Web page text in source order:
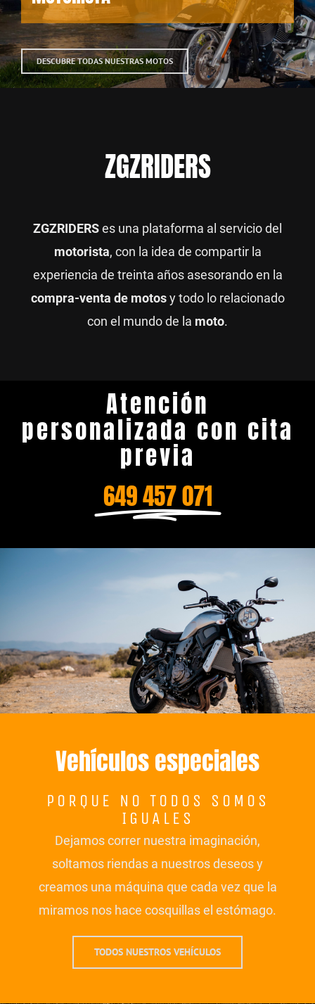
DESCUBRE TODAS NUESTRAS MOTOS
ZGZRIDERS
ZGZRIDERSes una plataforma al servicio del
motorista, con la idea de compartir la
experiencia de treinta años asesorando en la
compra-venta de motosy todo lo relacionado
con el mundo de la moto.
Atención
personalizada con cita
previa
649 457 071
Vehículos especiales
PORQUE NO TODOS SOMOS
IGUALES
Dejamos correr nuestra imaginación,
soltamos riendas a nuestros deseos y
creamos una máquina que cada vez que la
miramos nos hace cosquillas el estómago.
TODOS NUESTROS VEHÍCULOS